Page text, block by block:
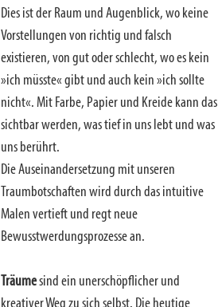
Dies ist der Raum und Augenblick, wo keine
Vorstellungen von richtig und falsch
existieren, von gut oder schlecht, wo es kein
»ich müsste« gibt und auch kein »ich sollte
nicht«. Mit Farbe, Papier und Kreide kann das
sichtbar werden, was tief in uns lebt und was
uns berührt.
Die Auseinandersetzung mit unseren
Traumbotschaften wird durch das intuitive
Malen vertieft und regt neue
Bewusstwerdungsprozesse an.
Träumesind ein unerschöpflicher und